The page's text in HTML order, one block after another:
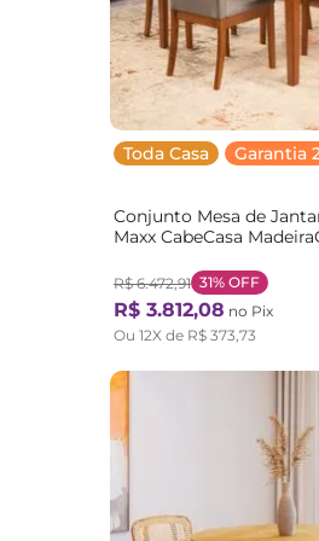
Toda Casa Garantia
Conjunto Mesa de
Maxx CabeCasa
Cinza/Amêndoa/Off
R$ 6.472,91 31% OFF
R$ 3.812,08 no Pix
Ou 12X de R$ 373,73